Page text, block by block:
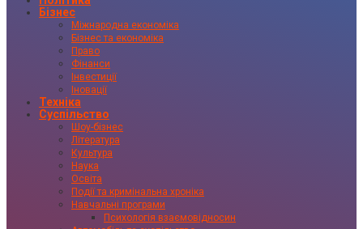
Бізнес
Міжнародна економіка
Бізнес та економіка
Право
Фінанси
Інвестиції
Іновації
Техніка
Суспільство
Шоу-бізнес
Література
Культура
Наука
Освіта
Події та кримінальна хроніка
Навчальні програми
Психологія взаємовідносин